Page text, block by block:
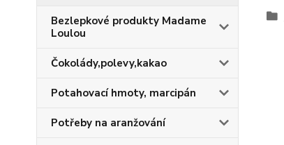
Bezlepkové produkty Madame
Loulou
Čokolády,polevy,kakao
Potahovací hmoty, marcipán
Potřeby na aranžování